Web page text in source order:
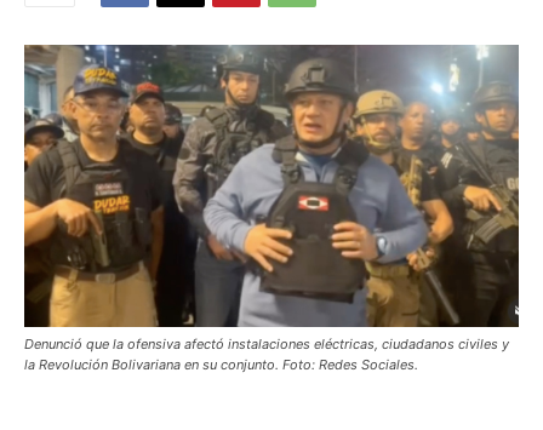
Denunció que la ofensiva afectó instalaciones eléctricas, ciudadanos civiles y
la Revolución Bolivariana en su conjunto. Foto: Redes Sociales.